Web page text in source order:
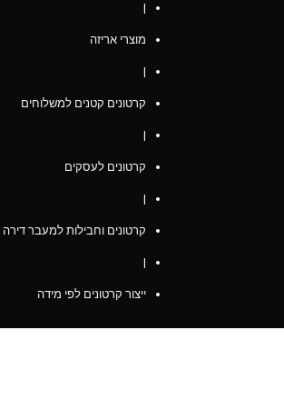
|
מוצרי אריזה
|
קרטונים קטנים למשלוחים
|
קרטונים לעסקים
|
קרטונים וחבילות למעבר דירה
|
ייצור קרטונים לפי מידה